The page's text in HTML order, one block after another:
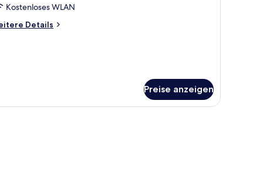
Kostenloses WLAN
Details
Preise anzeigen